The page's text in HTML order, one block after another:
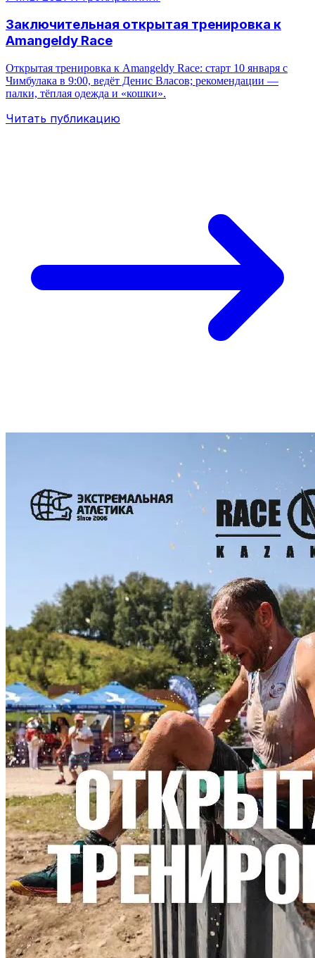
Заключительная открытая тренировка к
Amangeldy Race
Открытая тренировка к Amangeldy Race: старт 10 января с
Чимбулака в 9:00, ведёт Денис Власов; рекомендации —
палки, тёплая одежда и «кошки».
Читать публикацию